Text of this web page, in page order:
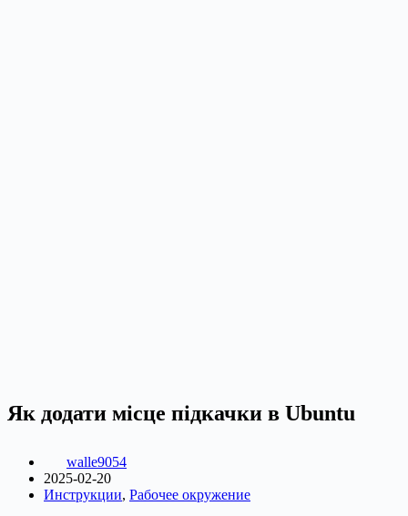
Як додати місце підкачки в Ubuntu
walle9054
2025-02-20
Инструкции, Рабочее окружение